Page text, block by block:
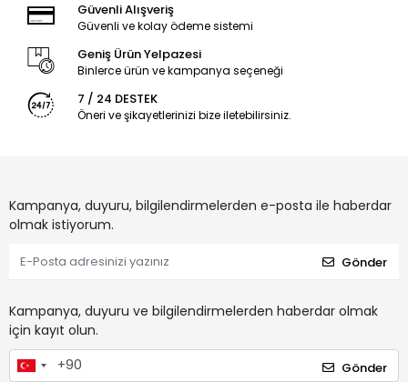
Güvenli Alışveriş
Güvenli ve kolay ödeme sistemi
Geniş Ürün Yelpazesi
Binlerce ürün ve kampanya seçeneği
7 / 24 DESTEK
Öneri ve şikayetlerinizi bize iletebilirsiniz.
Kampanya, duyuru, bilgilendirmelerden e-posta ile haberdar
olmak istiyorum.
Gönder
Kampanya, duyuru ve bilgilendirmelerden haberdar olmak
için kayıt olun.
Gönder